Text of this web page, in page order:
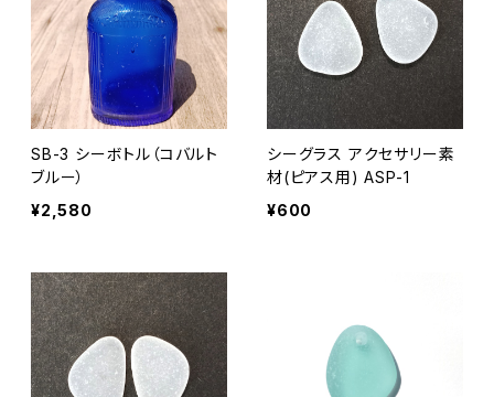
SB-3 シーボトル（コバルト
ブルー）
¥2,580
シーグラス アクセサリー素
材(ピアス用) ASP-1
¥600